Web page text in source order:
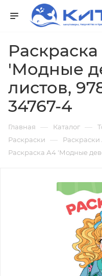
'Модные
листов,
34767-4
Главная — Каталог —
Раскраски —
Раскраска А4 'Модные